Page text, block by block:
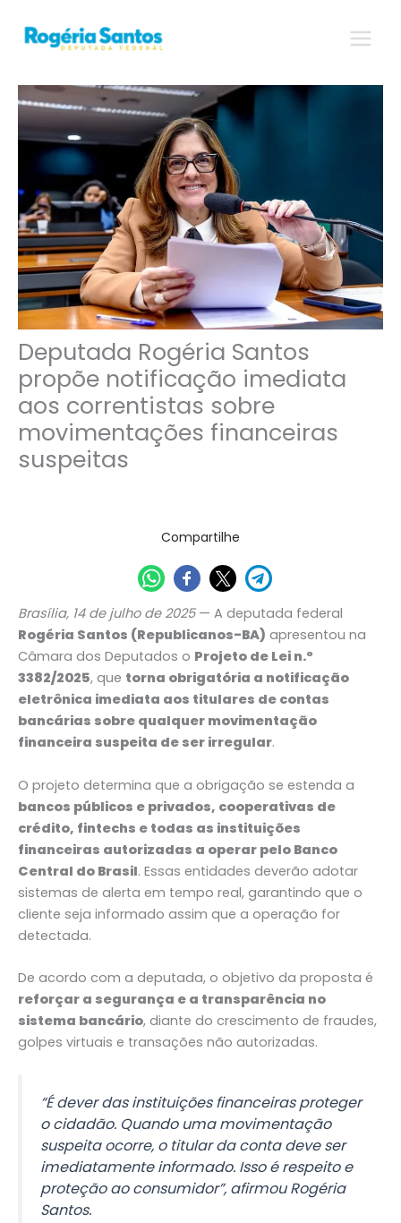
para
Deputada Rogéria Santos
propõe notificação imediata
aos correntistas sobre
movimentações financeiras
suspeitas
Compartilhe
Brasília, 14 de julho de 2025— A deputada federal
Rogéria Santos (Republicanos-BA) apresentou na
Câmara dos Deputados o Projeto de Lei n.º
3382/2025, que torna obrigatória a notificação
eletrônica imediata aos titulares de contas
bancárias sobre qualquer movimentação
financeira suspeita de ser irregular.
O projeto determina que a obrigação se estenda a
bancos públicos e privados, cooperativas de
crédito, fintechs e todas as instituições
financeiras autorizadas a operar pelo Banco
Central do Brasil. Essas entidades deverão adotar
sistemas de alerta em tempo real, garantindo que o
cliente seja informado assim que a operação for
detectada.
De acordo com a deputada, o objetivo da proposta é
reforçar a segurança e a transparência no
sistema bancário, diante do crescimento de fraudes,
golpes virtuais e transações não autorizadas.
“É dever das instituições financeiras proteger
o cidadão. Quando uma movimentação
suspeita ocorre, o titular da conta deve ser
imediatamente informado. Isso é respeito e
proteção ao consumidor”, afirmou Rogéria
Santos.